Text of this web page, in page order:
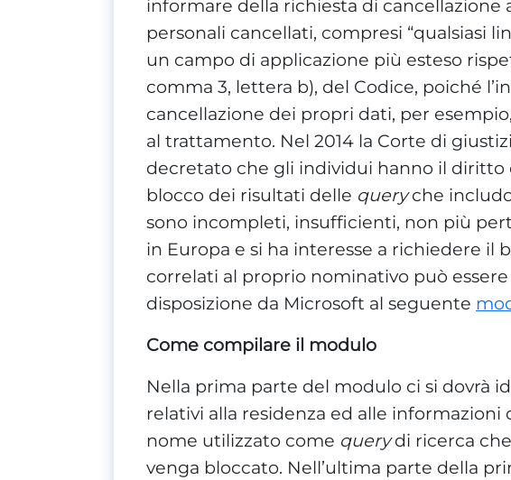
informare della richiesta di
personali cancellati, compresi “qualsiasi
un campo di applicazione più esteso
comma 3, lettera b), del Codice, poiché
cancellazione dei propri dati, per
al trattamento. Nel 2014 la Corte di
decretato che gli individui hanno il
blocco dei risultati delle queryche
sono incompleti, insufficienti, non più
in Europa e si ha interesse a richiedere il
correlati al proprio nominativo può
disposizione da Microsoft al seguente
Come compilare il modulo
Nella prima parte del modulo ci si dovrà
relativi alla residenza ed alle
nome utilizzato come querydi ricerca
venga bloccato. Nell’ultima parte della